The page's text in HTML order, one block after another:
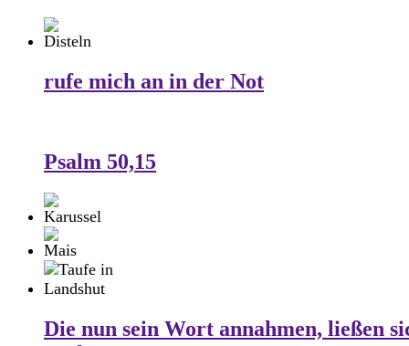
rufe mich an in der Not
Psalm 50,15
Die nun sein Wort annahmen, ließen